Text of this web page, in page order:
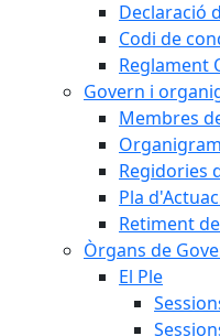
Declaració
Codi de
Reglament
Govern i
Membres
Regidories
Pla
Retiment
Òrgans de
El Ple